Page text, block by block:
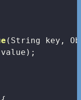
(String key,